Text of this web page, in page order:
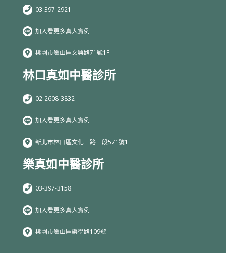
03-397-2921
加入看更多真人實例
桃園市龜山區文興路71號1F
林口真如中醫診所
02-2608-3832
加入看更多真人實例
新北市林口區文化三路一段571號1F
樂真如中醫診所
03-397-3158
加入看更多真人實例
桃園市龜山區樂學路109號